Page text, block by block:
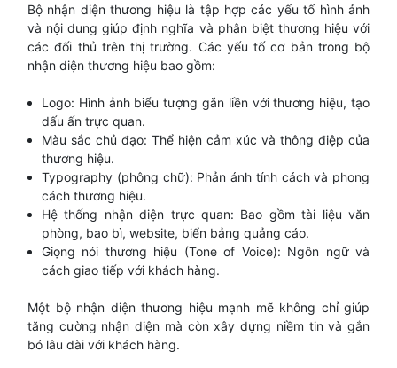
Bộ nhận diện thương hiệu là tập hợp các yếu tố hình ảnh
và nội dung giúp định nghĩa và phân biệt thương hiệu với
các đối thủ trên thị trường. Các yếu tố cơ bản trong bộ
nhận diện thương hiệu bao gồm:
Logo: Hình ảnh biểu tượng gắn liền với thương hiệu, tạo
dấu ấn trực quan.
Màu sắc chủ đạo: Thể hiện cảm xúc và thông điệp của
thương hiệu.
Typography (phông chữ): Phản ánh tính cách và phong
cách thương hiệu.
Hệ thống nhận diện trực quan: Bao gồm tài liệu văn
phòng, bao bì, website, biển bảng quảng cáo.
Giọng nói thương hiệu (Tone of Voice): Ngôn ngữ và
cách giao tiếp với khách hàng.
Một bộ nhận diện thương hiệu mạnh mẽ không chỉ giúp
tăng cường nhận diện mà còn xây dựng niềm tin và gắn
bó lâu dài với khách hàng.